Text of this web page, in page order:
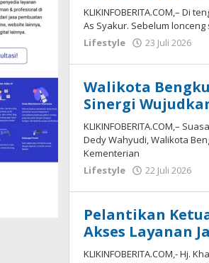
KLIKINFOBERITA.COM,– Di
As Syakur. Sebelum
Lifestyle
23 Juli 2026
Walikota
Sinergi
KLIKINFOBERITA.COM,–
Dedy Wahyudi, Walikota
Kementerian
Lifestyle
22 Juli 2026
Pelantikan
Akses Layanan
KLIKINFOBERITA.COM,- Hj.